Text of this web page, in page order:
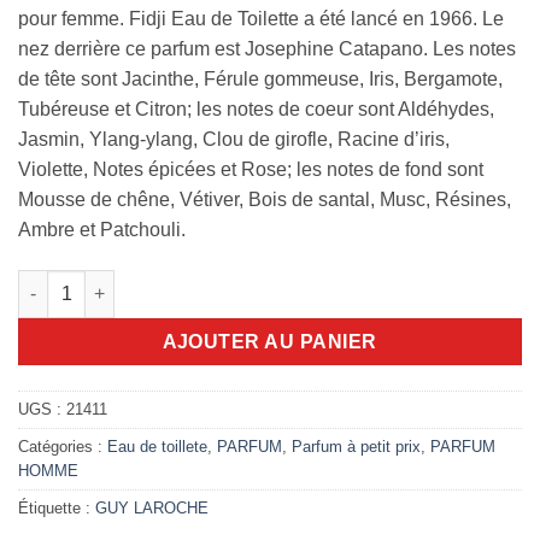
pour femme. Fidji Eau de Toilette a été lancé en 1966. Le
nez derrière ce parfum est Josephine Catapano. Les notes
de tête sont Jacinthe, Férule gommeuse, Iris, Bergamote,
Tubéreuse et Citron; les notes de coeur sont Aldéhydes,
Jasmin, Ylang-ylang, Clou de girofle, Racine d’iris,
Violette, Notes épicées et Rose; les notes de fond sont
Mousse de chêne, Vétiver, Bois de santal, Musc, Résines,
Ambre et Patchouli.
quantité de Fidji Eau de Toilette 50ml
AJOUTER AU PANIER
UGS : 21411
Catégories : Eau de toillete PARFUM Parfum à petit prix
PARFUM
HOMME
Étiquette : GUY LAROCHE